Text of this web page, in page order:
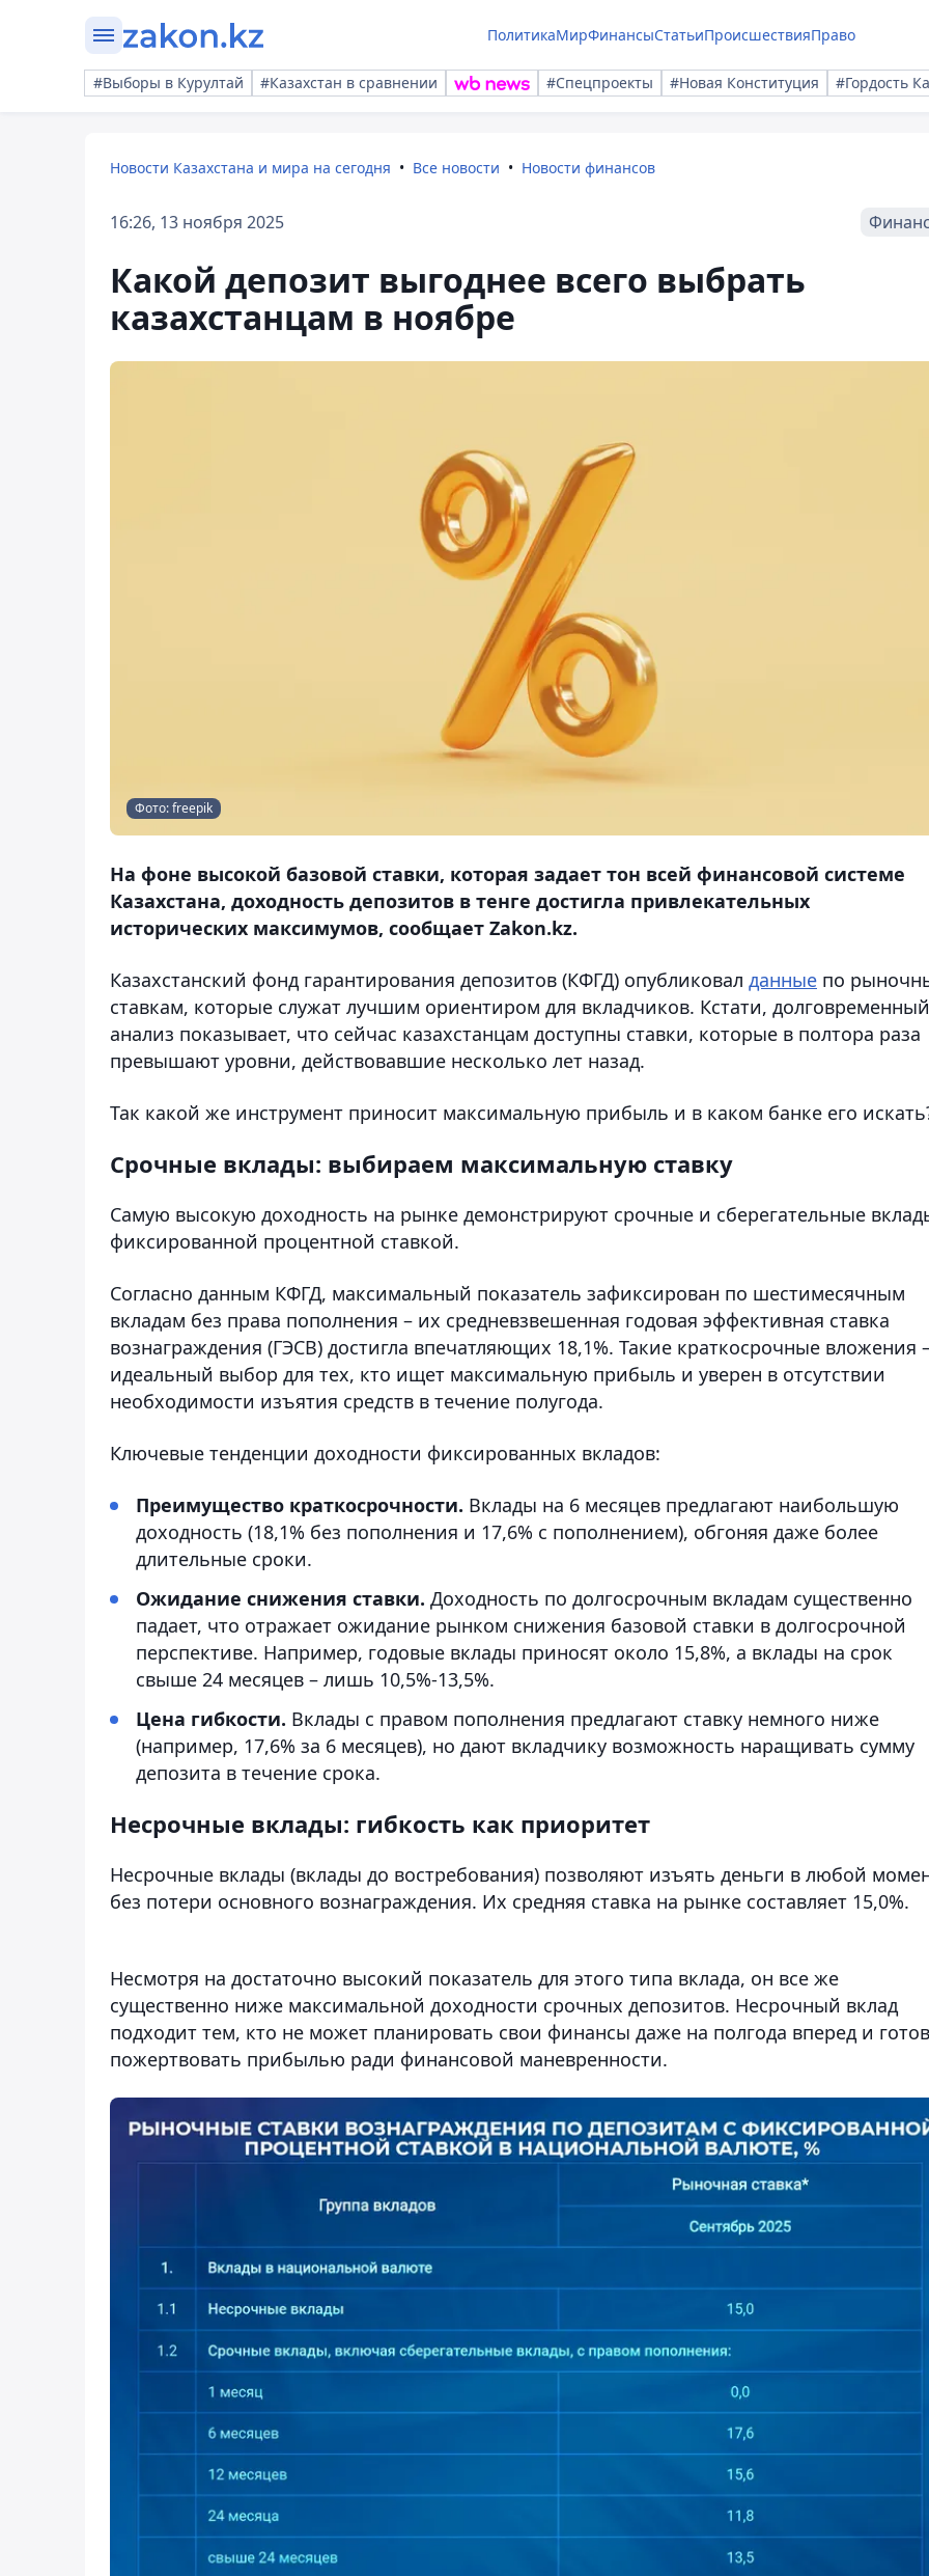
ПолитикаМирФинансыСтатьиПроисшествияПраво
#Выборы в Курултай #Казахстан в сравнении #Спецпроекты #Новая Конституция #Гордость
Новости Казахстана и мира на сегодня Все новости Новости финансов
16:26, 13 ноября 2025
Какой депозит выгоднее всего выбрать
казахстанцам в ноябре
Фото: freepik
На фоне высокой базовой ставки, которая задает тон всей финансовой системе
Казахстана, доходность депозитов в тенге достигла привлекательных
исторических максимумов, сообщает Zakon.kz.
Казахстанский фонд гарантирования депозитов (КФГД) опубликовал данные по
ставкам, которые служат лучшим ориентиром для вкладчиков. Кстати, долговременный
анализ показывает, что сейчас казахстанцам доступны ставки, которые в полтора раза
превышают уровни, действовавшие несколько лет назад.
Так какой же инструмент приносит максимальную прибыль и в каком банке его
Срочные вклады: выбираем максимальную ставку
Самую высокую доходность на рынке демонстрируют срочные и сберегательные
фиксированной процентной ставкой.
Согласно данным КФГД, максимальный показатель зафиксирован по шестимесячным
вкладам без права пополнения – их средневзвешенная годовая эффективная ставка
вознаграждения (ГЭСВ) достигла впечатляющих 18,1%. Такие краткосрочные вложения
идеальный выбор для тех, кто ищет максимальную прибыль и уверен в отсутствии
необходимости изъятия средств в течение полугода.
Ключевые тенденции доходности фиксированных вкладов:
Преимущество краткосрочности. Вклады на 6 месяцев предлагают наибольшую
доходность (18,1% без пополнения и 17,6% с пополнением), обгоняя даже более
длительные сроки.
Ожидание снижения ставки. Доходность по долгосрочным вкладам существенно
падает, что отражает ожидание рынком снижения базовой ставки в долгосрочной
перспективе. Например, годовые вклады приносят около 15,8%, а вклады на срок
свыше 24 месяцев – лишь 10,5%-13,5%.
Цена гибкости. Вклады с правом пополнения предлагают ставку немного ниже
(например, 17,6% за 6 месяцев), но дают вкладчику возможность наращивать сумму
депозита в течение срока.
Несрочные вклады: гибкость как приоритет
Несрочные вклады (вклады до востребования) позволяют изъять деньги в любой
без потери основного вознаграждения. Их средняя ставка на рынке составляет 15,0%.
Несмотря на достаточно высокий показатель для этого типа вклада, он все же
существенно ниже максимальной доходности срочных депозитов. Несрочный вклад
подходит тем, кто не может планировать свои финансы даже на полгода вперед и готов
пожертвовать прибылью ради финансовой маневренности.